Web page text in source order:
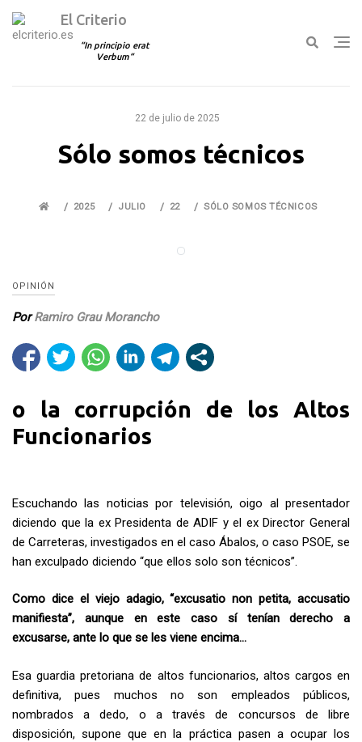
El Criterio
In principio erat
Verbum
22 de julio de 2025
Sólo somos técnicos
2025 JULIO 22 SÓLO SOMOS TÉCNICOS
OPINIÓN
PorRamiro Grau Morancho
o la corrupción de los Altos
Funcionarios
Escuchando las noticias por televisión, oigo al presentador
diciendo que la ex Presidenta de ADIF y el ex Director General
de Carreteras, investigados en el caso Ábalos, o caso PSOE, se
han exculpado diciendo “que ellos solo son técnicos”.
Como dice el viejo adagio, “excusatio non petita, accusatio
manifiesta”, aunque en este caso sí tenían derecho a
excusarse, ante lo que se les viene encima…
Esa guardia pretoriana de altos funcionarios, altos cargos en
definitiva, pues muchos no son empleados públicos,
nombrados a dedo, o a través de concursos de libre
disposición, supone que en la práctica pasen a ocupar los